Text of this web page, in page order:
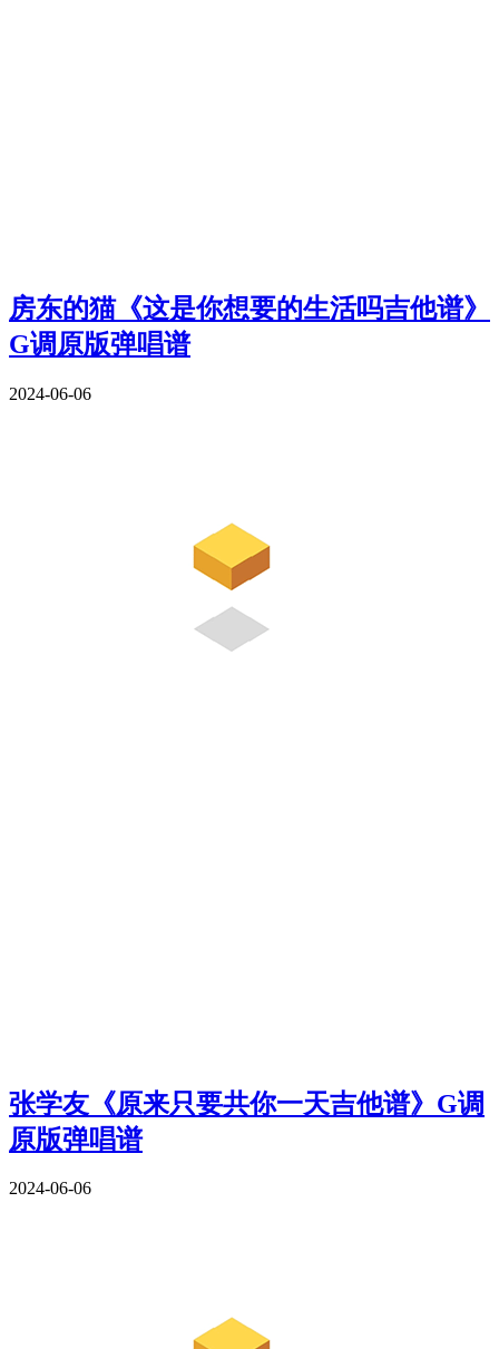
房东的猫《这是你想要的生活吗吉他谱》
G调原版弹唱谱
2024-06-06
张学友《原来只要共你一天吉他谱》G调
原版弹唱谱
2024-06-06